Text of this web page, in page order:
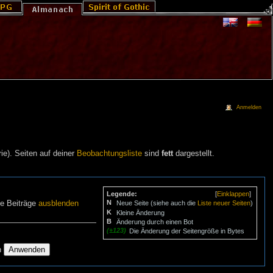
Seiten auf deiner Beobachtungslistesind fettdargestellt.
[Einklappen]
Legende:
N
Neue Seite (siehe auch die Liste neuer Seiten)
K
Kleine Änderung
B
Änderung durch einen Bot
(±123) Die Änderung der Seitengröße in Bytes
Beiträgeausblenden
Anmelden